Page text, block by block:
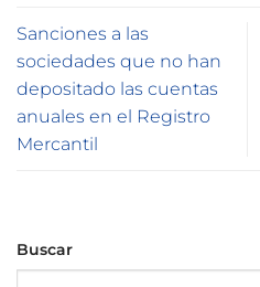
Sanciones a las
sociedades que no han
depositado las cuentas
anuales en el Registro
Mercantil
Buscar